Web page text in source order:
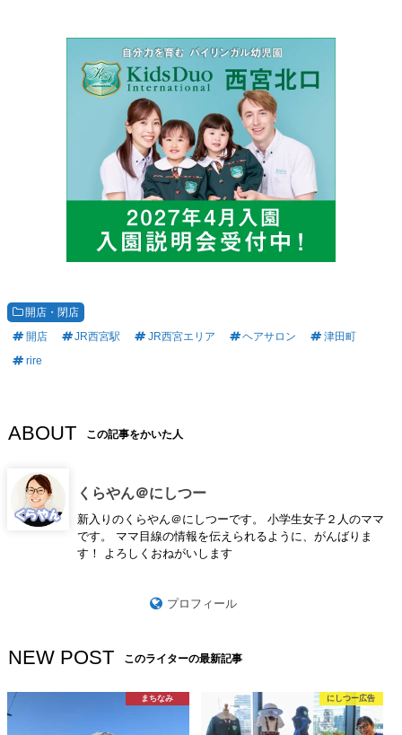
開店・閉店
開店
JR西宮駅 JR西宮エリア ヘアサロン
津田町
rire
ABOUT この記事をかいた人
くらやん＠にしつー
新入りのくらやん＠にしつーです。 小学生女子２人のママ
です。 ママ目線の情報を伝えられるように、がんばりま
す！ よろしくおねがいします
プロフィール
NEW POST このライターの最新記事
まちなみ にしつー広告